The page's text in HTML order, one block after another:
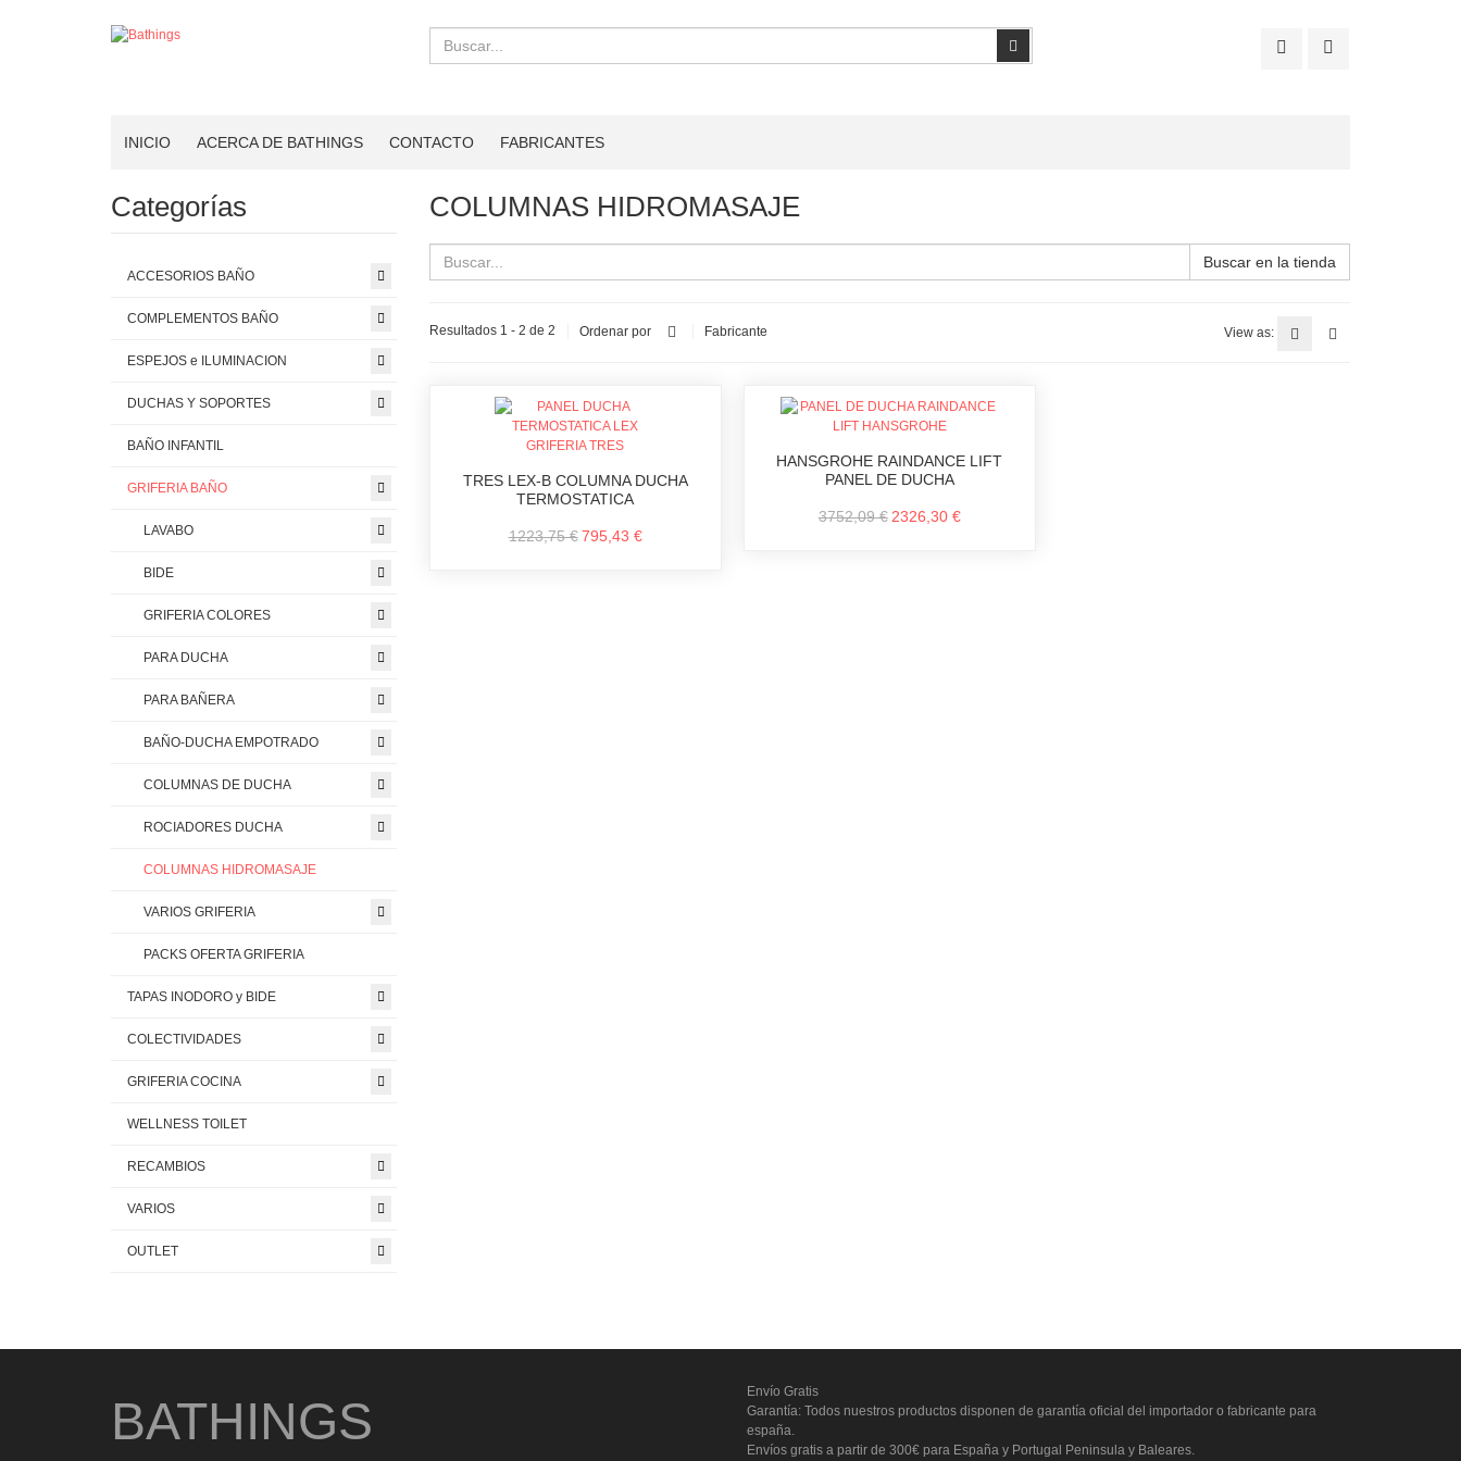
Buscar
INICIO ACERCA DE BATHINGS CONTACTO FABRICANTES
COLUMNAS HIDROMASAJE
Buscar en la tienda
Resultados 1 - 2 de 2 Ordenar por Fabricante View as:
TRES LEX-B COLUMNA DUCHA
TERMOSTATICA
1223,75 € 795,43 €
HANSGROHE RAINDANCE LIFT
PANEL DE DUCHA
3752,09 € 2326,30 €
Categorías
ACCESORIOS BAÑO
COMPLEMENTOS BAÑO
ESPEJOS e ILUMINACION
DUCHAS Y SOPORTES
BAÑO INFANTIL
GRIFERIA BAÑO
LAVABO
BIDE
GRIFERIA COLORES
PARA DUCHA
PARA BAÑERA
BAÑO-DUCHA EMPOTRADO
COLUMNAS DE DUCHA
ROCIADORES DUCHA
COLUMNAS HIDROMASAJE
VARIOS GRIFERIA
PACKS OFERTA GRIFERIA
TAPAS INODORO y BIDE
COLECTIVIDADES
GRIFERIA COCINA
WELLNESS TOILET
RECAMBIOS
VARIOS
OUTLET
BATHINGS
Envío Gratis
Garantía: Todos nuestros productos disponen de garantía oficial del importador o fabricante para
españa.
Envíos gratis a partir de 300€ para España y Portugal Peninsula y Baleares.